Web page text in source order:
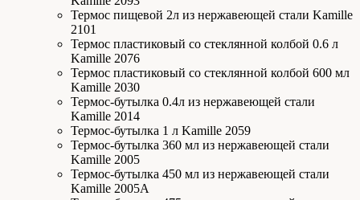
Термос пищевой 2л из нержавеющей стали Kamille
2101
Термос пластиковый со стеклянной колбой 0.6 л
Kamille 2076
Термос пластиковый со стеклянной колбой 600 мл
Kamille 2030
Термос-бутылка 0.4л из нержавеющей стали
Kamille 2014
Термос-бутылка 1 л Kamille 2059
Термос-бутылка 360 мл из нержавеющей стали
Kamille 2005
Термос-бутылка 450 мл из нержавеющей стали
Kamille 2005A